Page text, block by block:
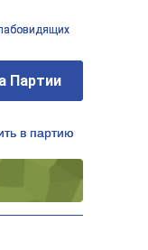
Партии
в партию
Партии
в партию